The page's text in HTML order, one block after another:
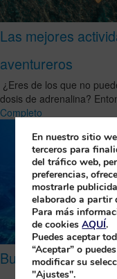
Las mejores
aventureros
¿Eres de los que no
dosis de adrenalina?
Completo
Bucea en La
En nuestro sitio
terceros para
del tráfico web,
preferencias,
mostrarle
elaborado a partir
Para más
de cookiesAQUÍ.
Puedes aceptar
“Aceptar” o
modificar su
"Ajustes".